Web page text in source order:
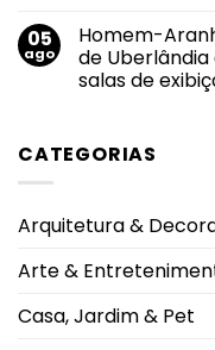
acolhimento
fortalecem
o
sucesso
da
em
Piscinas
em
condomínios:
segurança
durante
os
mais
quentes
05
ago
Homem-
de
salas de
Homem-
Aranha
cinemas
e
movimento
nas
CATEGORIAS
Arquitetura &
Arte &
Casa, Jardim & Pet